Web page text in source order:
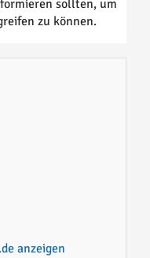
sollten, um
zu können.
anzeigen